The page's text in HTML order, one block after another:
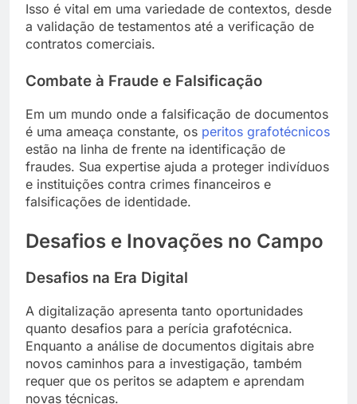
Isso é vital em uma variedade de contextos, desde
a validação de testamentos até a verificação de
contratos comerciais.
Combate à Fraude e Falsificação
Em um mundo onde a falsificação de documentos
é uma ameaça constante, os peritos grafotécnicos
estão na linha de frente na identificação de
fraudes. Sua expertise ajuda a proteger indivíduos
e instituições contra crimes financeiros e
falsificações de identidade.
Desafios e Inovações no Campo
Desafios na Era Digital
A digitalização apresenta tanto oportunidades
quanto desafios para a perícia grafotécnica.
Enquanto a análise de documentos digitais abre
novos caminhos para a investigação, também
requer que os peritos se adaptem e aprendam
novas técnicas.